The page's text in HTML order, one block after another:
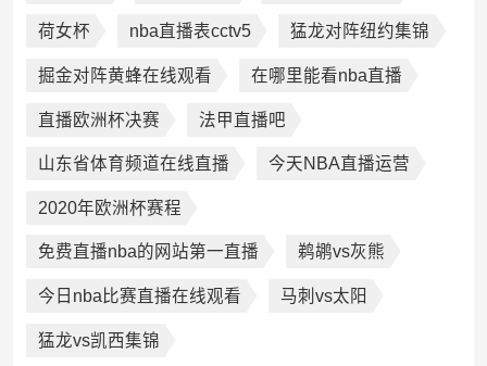
荷女杯 nba直播表cctv5 猛龙对阵纽约集锦
掘金对阵黄蜂在线观看 在哪里能看nba直播
直播欧洲杯决赛 法甲直播吧
山东省体育频道在线直播 今天NBA直播运营
2020年欧洲杯赛程
免费直播nba的网站第一直播 鹈鹕vs灰熊
今日nba比赛直播在线观看 马刺vs太阳
猛龙vs凯西集锦